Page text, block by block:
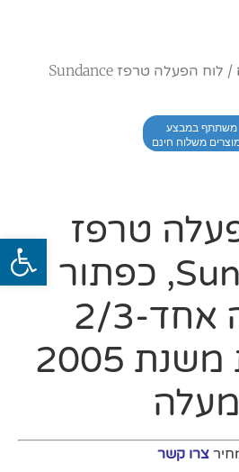
פתח
/ לוח הפעלה טרפז Sundance
משתתף במבצע
טרפז
Sundance, כפתור
תאורה אחד-2/3
משאבות משנת 2005
צרו קשר